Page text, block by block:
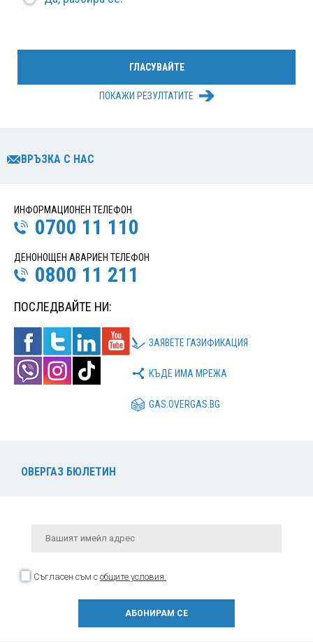
ПОКАЖИ РЕЗУЛТАТИТЕ
ВРЪЗКА С НАС
ИНФОРМАЦИОНЕН ТЕЛЕФОН
0700 11 110
ДЕНОНОЩЕН АВАРИЕН ТЕЛЕФОН
0800 11 211
ПОСЛЕДВАЙТЕ НИ:
ЗАЯВЕТЕ ГАЗИФИКАЦИЯ
КЪДЕ ИМА МРЕЖА
GAS.OVERGAS.BG
ОВЕРГАЗ БЮЛЕТИН
Съгласен съм с общите условия.